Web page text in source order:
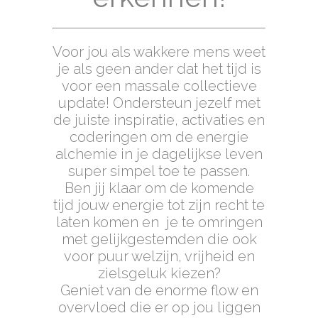
Voor jou als wakkere mens weet
je als geen ander dat het tijd is
voor een massale collectieve
update! Ondersteun jezelf met
de juiste inspiratie, activaties en
coderingen om de energie
alchemie in je dagelijkse leven
super simpel toe te passen.
Ben jij klaar om de komende
tijd jouw energie tot zijn recht te
laten komen en je te omringen
met gelijkgestemden die ook
voor puur welzijn, vrijheid en
zielsgeluk kiezen?
Geniet van de enorme flow en
overvloed die er op jou liggen